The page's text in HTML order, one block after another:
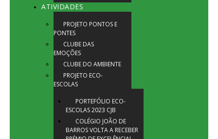
ATIVIDADES
PROJETO PONTOS E
PONTES
CLUBE DAS
EMOÇÕES
CLUBE DO AMBIENTE
PROJETO ECO-
ESCOLAS
PORTEFÓLIO ECO-
ESCOLAS 2023 CJB
COLÉGIO JOÃO DE
BARROS VOLTA A RECEBER